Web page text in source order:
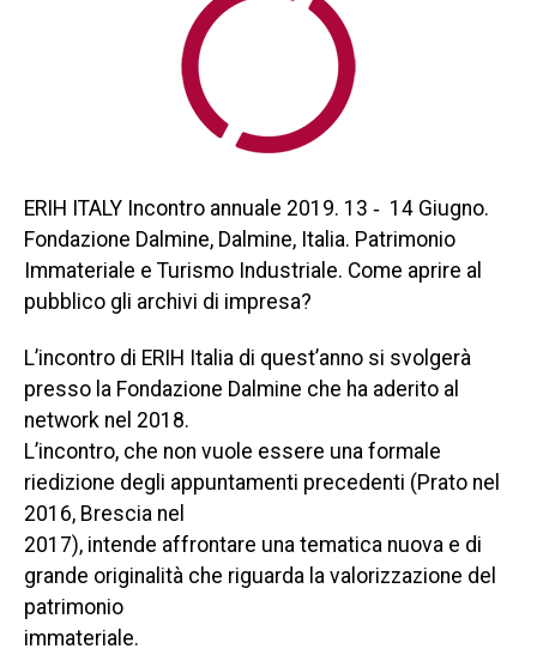
ERIH ITALY Incontro annuale 2019. 13 ‐ 14 Giugno.
Fondazione Dalmine, Dalmine, Italia. Patrimonio
Immateriale e Turismo Industriale. Come aprire al
pubblico gli archivi di impresa?
L’incontro di ERIH Italia di quest’anno si svolgerà
presso la Fondazione Dalmine che ha aderito al
network nel 2018.
L’incontro, che non vuole essere una formale
riedizione degli appuntamenti precedenti (Prato nel
2016, Brescia nel
2017), intende affrontare una tematica nuova e di
grande originalità che riguarda la valorizzazione del
patrimonio
immateriale.